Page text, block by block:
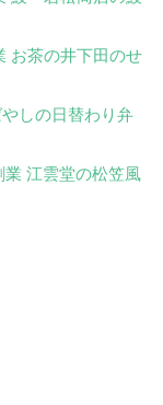
お茶の井下田のせ
しの日替わり弁
江雲堂の松笠風